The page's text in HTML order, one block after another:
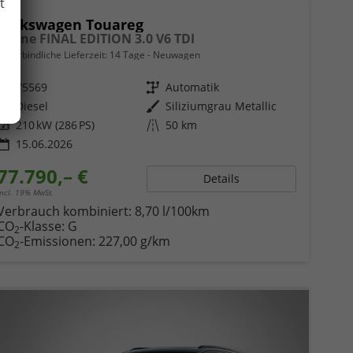
Volkswagen Touareg
R-Line FINAL EDITION 3.0 V6 TDI
unverbindliche Lieferzeit: 14 Tage Neuwagen
75569 Getriebe Automatik
Diesel Außenfarbe Siliziumgrau Metallic
Leistung 210 kW (286 PS) Kilometerstand 50 km
15.06.2026
€
19% MwSt.
Details
kombiniert: 8,70 l/100km
2-Klasse: G
2-Emissionen: 227,00 g/km